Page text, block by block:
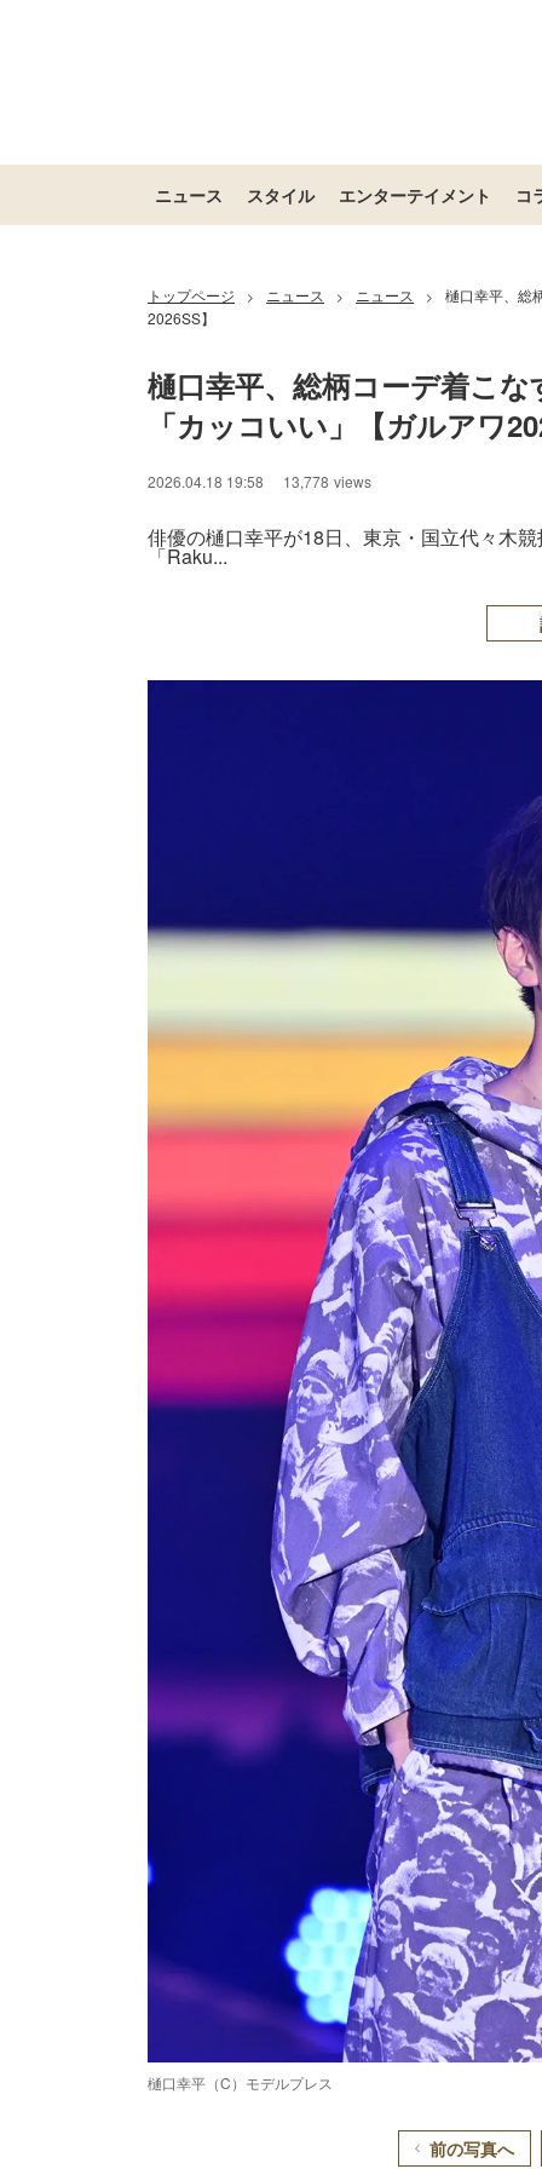
ニュース スタイル エンターテイメント コ
トップページ > ニュース > ニュース >
樋口幸平、総
2026SS】
樋口幸平、総柄コーデ着こ
「カッコいい」【ガルアワ
2026.04.18 19:58 13,778 views
俳優の樋口幸平が18日、東京・国⽴代々⽊
「Raku...
樋口幸平（C）モデルプレス
前の写真へ